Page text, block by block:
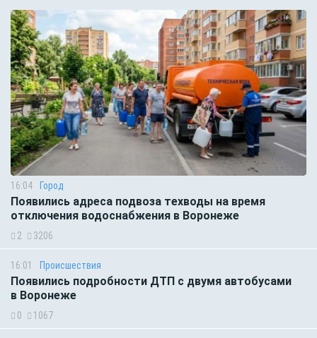
16:04 Город
Появились адреса подвоза техводы на время
отключения водоснабжения в Воронеже
2 3206
16:01 Происшествия
Появились подробности ДТП с двумя автобусами
в Воронеже
0 1067